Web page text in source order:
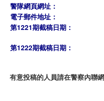
警隊網頁網址：
電子郵件地址：
第1221期截稿日期：
第1222期截稿日期：
有意投稿的人員請在警察內聯